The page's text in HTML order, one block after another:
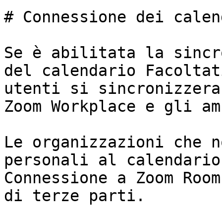
# Connessione dei
Se è abilitata la
del calendario
utenti si
Zoom Workplace e gli
Le organizzazioni che
personali al calendario
Connessione a Zoom
di terze parti.